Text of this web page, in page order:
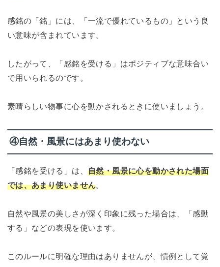
感銘の「銘」には、「一流で優れているもの」という良
い意味が含まれています。
したがって、「感銘を受ける」はポジティブな意味合い
で用いられるのです。
素晴らしい物事に心を動かされるときに使いましょう。
④自然・風景にはあまり使わない
「感銘を受ける」は、 自然・風景に心を動かされた場面
では、あまり使いません。
自然や風景の美しさが深く印象に残った場合は、「感動
する」などの表現を使います。
このルールに明確な理由はありませんが、慣例として覚